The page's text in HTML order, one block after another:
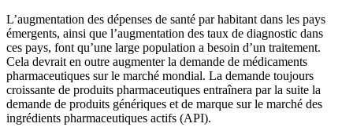
L’augmentation des dépenses de santé par habitant dans les pays
émergents, ainsi que l’augmentation des taux de diagnostic dans
ces pays, font qu’une large population a besoin d’un traitement.
Cela devrait en outre augmenter la demande de médicaments
pharmaceutiques sur le marché mondial. La demande toujours
croissante de produits pharmaceutiques entraînera par la suite la
demande de produits génériques et de marque sur le marché des
ingrédients pharmaceutiques actifs (API).